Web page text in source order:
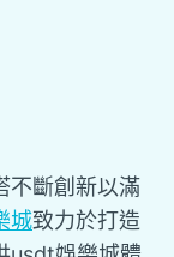
不斷創新以滿
城致力於打造